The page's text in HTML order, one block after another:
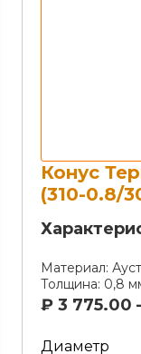
Конус
(310-0.8/
Материал:
Толщина: 0,8
₽ 3 775.00
Диаметр